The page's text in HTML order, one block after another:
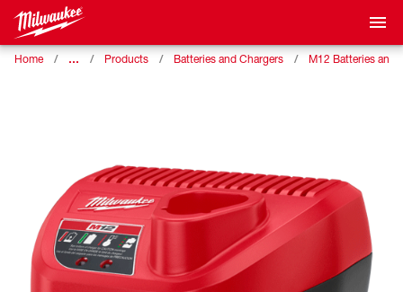
Home … Products Batteries and Chargers M12 Batteries and